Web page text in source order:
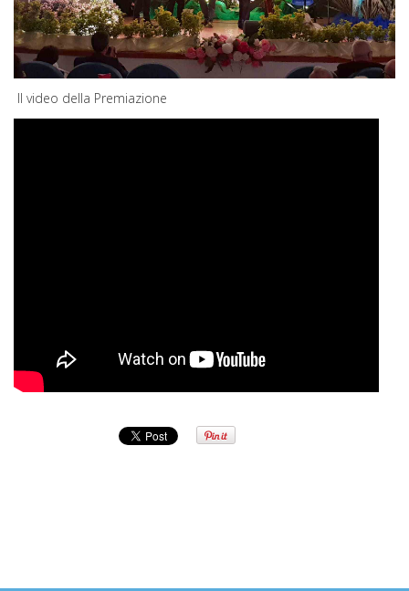
Il video della Premiazione